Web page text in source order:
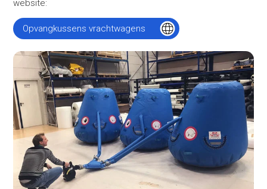
website:
Opvangkussens vrachtwagens